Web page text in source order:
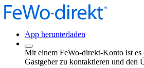
App herunterladen
Mit einem FeWo-direkt-Konto ist es
Gastgeber zu kontaktieren und den